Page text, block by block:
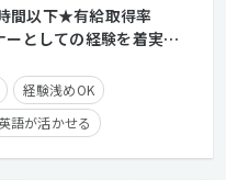
間以下★有給取得率
としての経験を着実に
す！★充実の教育体制
経験浅めOK
語が活かせる
住宅手当有り